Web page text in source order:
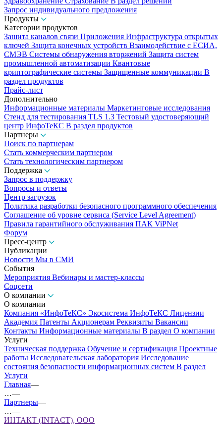
Запрос индивидуального предложения
Продукты
Категории продуктов
Защита каналов связи Приложения Инфраструктура открытых
ключей Защита конечных устройств Взаимодействие с ЕСИА,
СМЭВ Системы обнаружения вторжений Защита систем
промышленной автоматизации Квантовые
криптографические системы Защищенные коммуникации В
раздел продуктов
Прайс-лист
Дополнительно
Информационные материалы Маркетинговые исследования
Стенд для тестирования TLS 1.3 Тестовый удостоверяющий
центр ИнфоТеКС В раздел продуктов
Партнеры
Поиск по партнерам
Стать коммерческим партнером
Стать технологическим партнером
Поддержка
Запрос в поддержку
Вопросы и ответы
Центр загрузок
Политика разработки безопасного программного обеспечения
Соглашение об уровне сервиса (Service Level Agreement)
Правила гарантийного обслуживания ПАК ViPNet
Форум
Пресс-центр
Публикации
Новости Мы в СМИ
События
Мероприятия Вебинары и мастер-классы
Соцсети
О компании
О компании
Компания «ИнфоТеКС» Экосистема ИнфоТеКС Лицензии
Академия Патенты Акционерам Реквизиты Вакансии
Контакты Информационные материалы В раздел О компании
Услуги
Техническая поддержка Обучение и сертификация Проектные
работы Исследовательская лаборатория Исследование
состояния безопасности информационных систем В раздел
Услуги
Главная—
…—
Партнеры—
…—
ИНТАКТ (INTACT), ООО